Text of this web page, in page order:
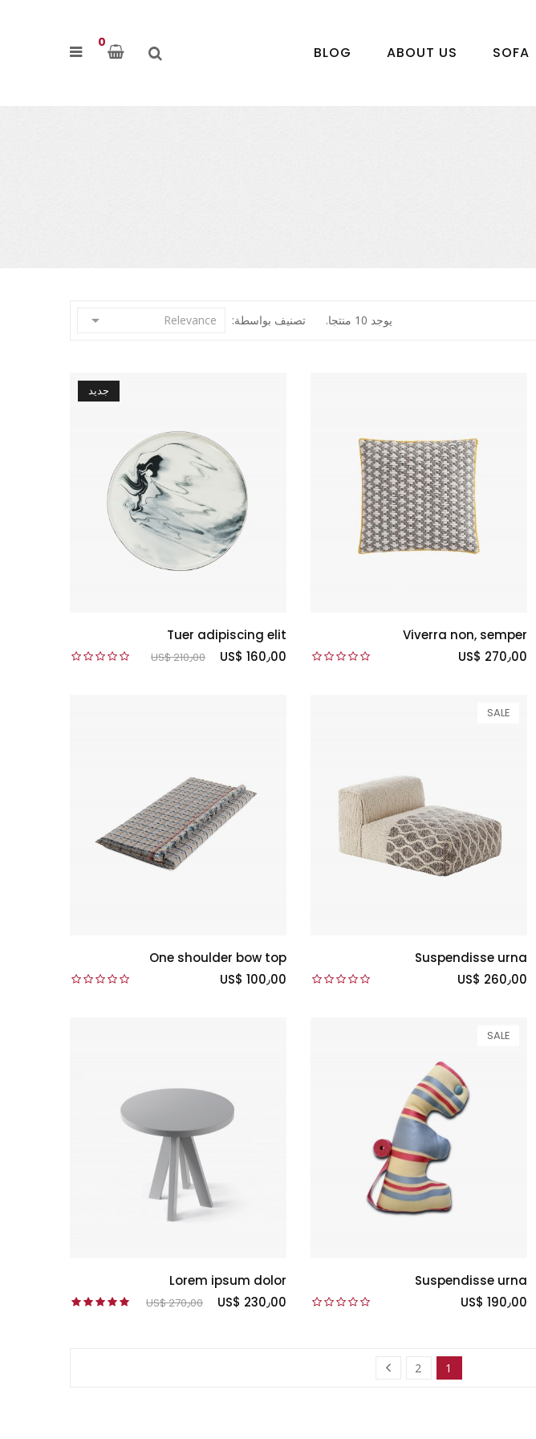
0
SOFA
ABOUT US
BLOG
يوجد 10 منتجا. تصنيف بواسطة: Relevance

Viverra non, semper
US$ 270٫00
جديد
Tuer adipiscing elit
US$ 160٫00
US$ 210٫00
SALE
Suspendisse urna
US$ 260٫00
One shoulder bow top
US$ 100٫00
SALE
Suspendisse urna
US$ 190٫00
Lorem ipsum dolor
US$ 230٫00
US$ 270٫00
1
2